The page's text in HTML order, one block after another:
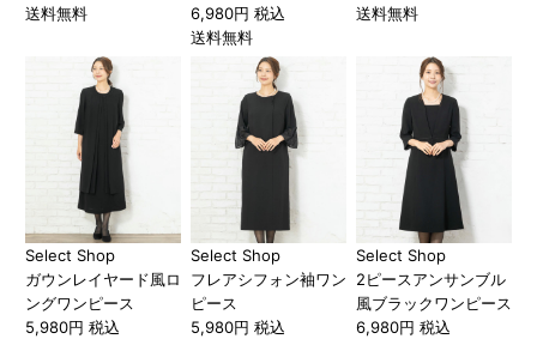
送料無料
6,980円 税込
送料無料
送料無料
Select Shop
ガウンレイヤード風ロ
ングワンピース
5,980円 税込
Select Shop
フレアシフォン袖ワン
ピース
5,980円 税込
Select Shop
2ピースアンサンブル
風ブラックワンピース
6,980円 税込